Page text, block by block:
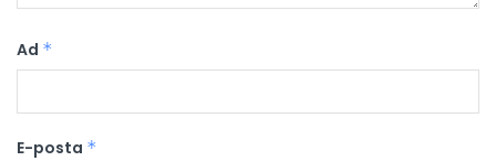
Ad *
E-posta *